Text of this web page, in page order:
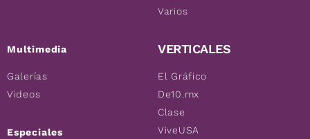
Multimedia
Galerías
Videos
Especiales
Varios
VERTICALES
El Gráfico
De10.mx
Clase
ViveUSA